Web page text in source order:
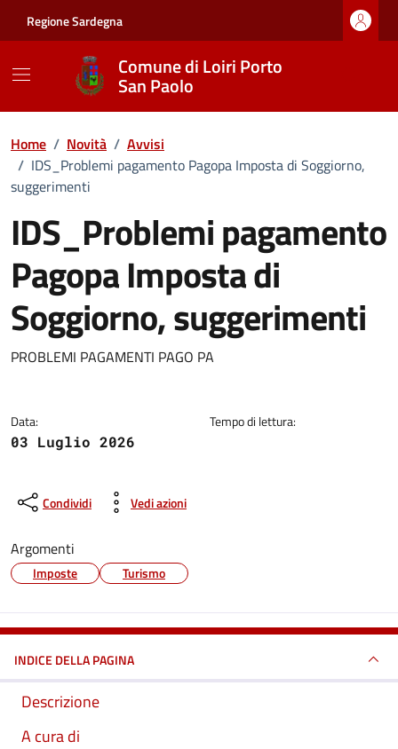
Regione Sardegna
Comune di Loiri Porto
San Paolo
Home / Novità / Avvisi
/ IDS_Problemi pagamento Pagopa Imposta di Soggiorno,
suggerimenti
IDS_Problemi pagamento
Pagopa Imposta di
Soggiorno, suggerimenti
Dettagli della notizia
PROBLEMI PAGAMENTI PAGO PA
Data:
03 Luglio 2026
Tempo di lettura:
Condividi Vedi azioni
Argomenti
Imposte Turismo
INDICE DELLA PAGINA
Descrizione
A cura di